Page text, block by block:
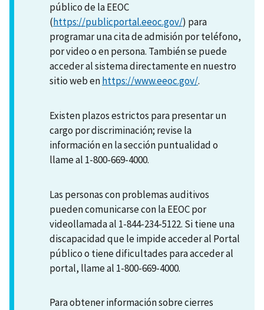
público de la EEOC
(https://publicportal.eeoc.gov/) para
programar una cita de admisión por teléfono,
por video o en persona. También se puede
acceder al sistema directamente en nuestro
sitio web enhttps://www.eeoc.gov/.
Existen plazos estrictos para presentar un
cargo por discriminación; revise la
información en la sección puntualidad o
llame al 1-800-669-4000.
Las personas con problemas auditivos
pueden comunicarse con la EEOC por
videollamada al 1-844-234-5122. Si tiene una
discapacidad que le impide acceder al Portal
público o tiene dificultades para acceder al
portal, llame al 1-800-669-4000.
Para obtener información sobre cierres